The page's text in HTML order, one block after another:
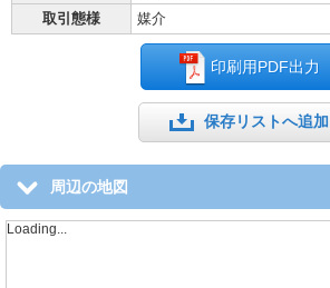
取引態様
媒介
印刷用PDF出力
保存リストへ追加
周辺の地図
Loading...